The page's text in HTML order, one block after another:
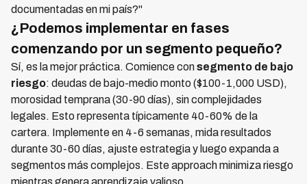
documentadas en mi país?"
¿Podemos implementar en fases
comenzando por un segmento pequeño?
Sí, es la mejor práctica. Comience consegmento de bajo
riesgo: deudas de bajo-medio monto ($100-1,000 USD),
morosidad temprana (30-90 días), sin complejidades
legales. Esto representa típicamente 40-60% de la
cartera. Implemente en 4-6 semanas, mida resultados
durante 30-60 días, ajuste estrategia y luego expanda a
segmentos más complejos. Este approach minimiza riesgo
mientras genera aprendizaje valioso.